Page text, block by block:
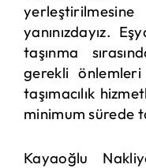
yanınızdayız.
taşınma
gerekli önlemleri
taşımacılık
minimum sürede
Kayaoğlu